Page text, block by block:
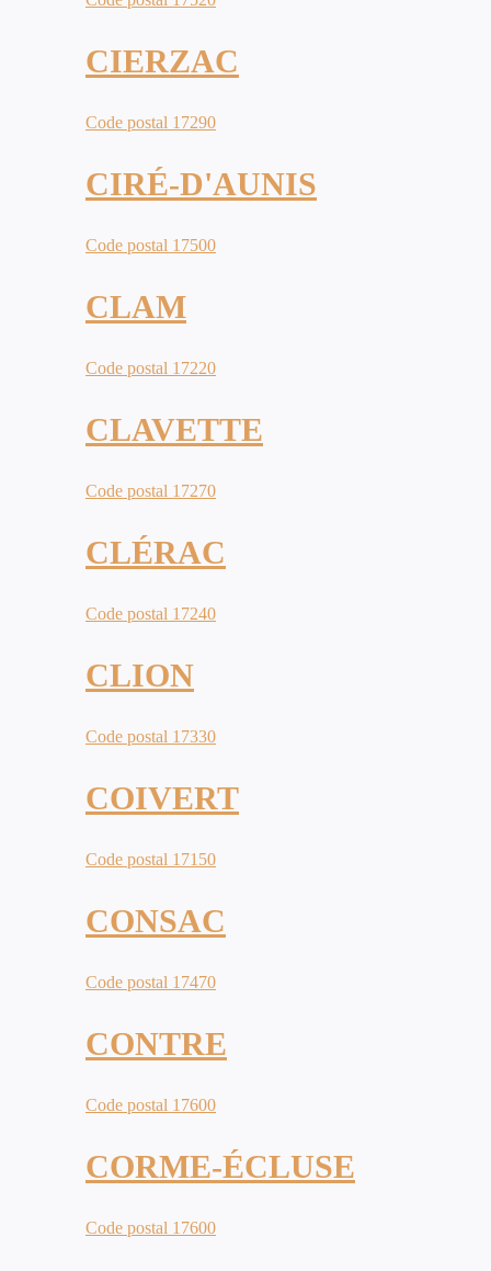
CIERZAC
Code postal 17290
CIRÉ-D'AUNIS
Code postal 17500
CLAM
Code postal 17220
CLAVETTE
Code postal 17270
CLÉRAC
Code postal 17240
CLION
Code postal 17330
COIVERT
Code postal 17150
CONSAC
Code postal 17470
CONTRE
Code postal 17600
CORME-ÉCLUSE
Code postal 17600